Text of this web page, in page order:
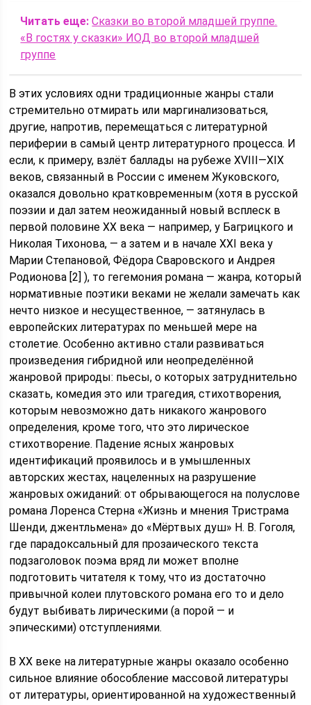
Читать еще: Сказки во второй младшей группе.
«В гостях у сказки» ИОД во второй младшей
группе
В этих условиях одни традиционные жанры стали
стремительно отмирать или маргинализоваться,
другие, напротив, перемещаться с литературной
периферии в самый центр литературного процесса. И
если, к примеру, взлёт баллады на рубеже XVIII—XIX
веков, связанный в России с именем Жуковского,
оказался довольно кратковременным (хотя в русской
поэзии и дал затем неожиданный новый всплеск в
первой половине XX века — например, у Багрицкого и
Николая Тихонова, — а затем и в начале XXI века у
Марии Степановой, Фёдора Сваровского и Андрея
Родионова [2] ), то гегемония романа — жанра, который
нормативные поэтики веками не желали замечать как
нечто низкое и несущественное, — затянулась в
европейских литературах по меньшей мере на
столетие. Особенно активно стали развиваться
произведения гибридной или неопределённой
жанровой природы: пьесы, о которых затруднительно
сказать, комедия это или трагедия, стихотворения,
которым невозможно дать никакого жанрового
определения, кроме того, что это лирическое
стихотворение. Падение ясных жанровых
идентификаций проявилось и в умышленных
авторских жестах, нацеленных на разрушение
жанровых ожиданий: от обрывающегося на полуслове
романа Лоренса Стерна «Жизнь и мнения Тристрама
Шенди, джентльмена» до «Мёртвых душ» Н. В. Гоголя,
где парадоксальный для прозаического текста
подзаголовок поэма вряд ли может вполне
подготовить читателя к тому, что из достаточно
привычной колеи плутовского романа его то и дело
будут выбивать лирическими (а порой — и
эпическими) отступлениями.
В XX веке на литературные жанры оказало особенно
сильное влияние обособление массовой литературы
от литературы, ориентированной на художественный